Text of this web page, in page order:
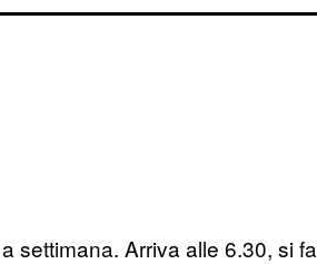
settimana. Arriva alle 6.30, si fa